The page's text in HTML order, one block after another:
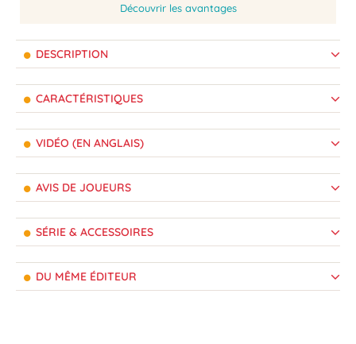
Découvrir les avantages
DESCRIPTION
CARACTÉRISTIQUES
VIDÉO (EN ANGLAIS)
AVIS DE JOUEURS
SÉRIE & ACCESSOIRES
DU MÊME ÉDITEUR